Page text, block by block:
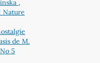
,
Nature
de M.
5